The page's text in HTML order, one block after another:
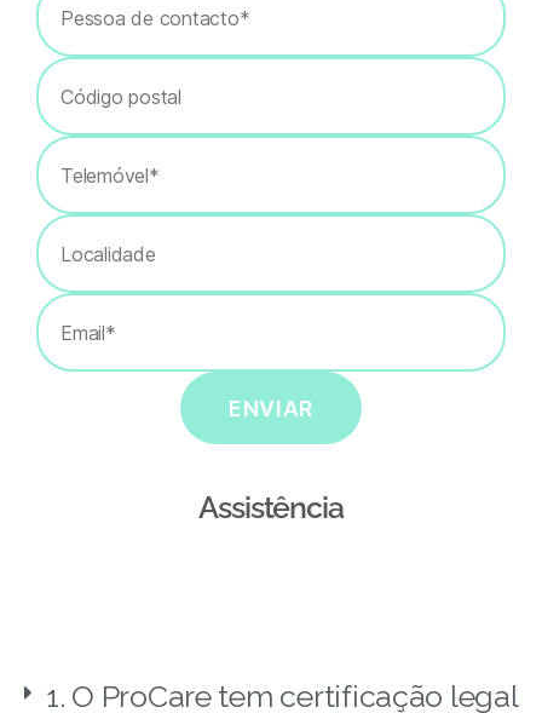
ENVIAR
Assistência
1. O ProCare tem certificação legal